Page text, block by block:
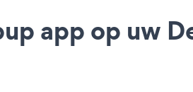
app op uw